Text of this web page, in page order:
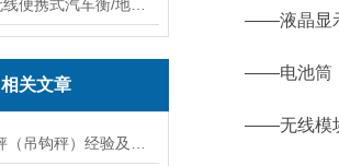
相关文章
——液晶显示
——电池筒：
——无线模块